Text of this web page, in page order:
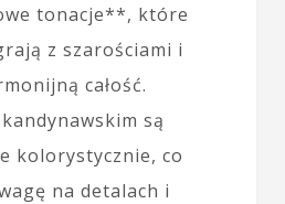
tonacje**, które
z szarościami i
całość.
są
kolorystycznie, co
na detalach i